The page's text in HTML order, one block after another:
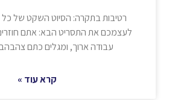
רטיבות בתקרה: הסיוט השקט של כל
לעצמכם את התסריט הבא: אתם
עבודה ארוך, ומגלים כתם
קרא עוד »